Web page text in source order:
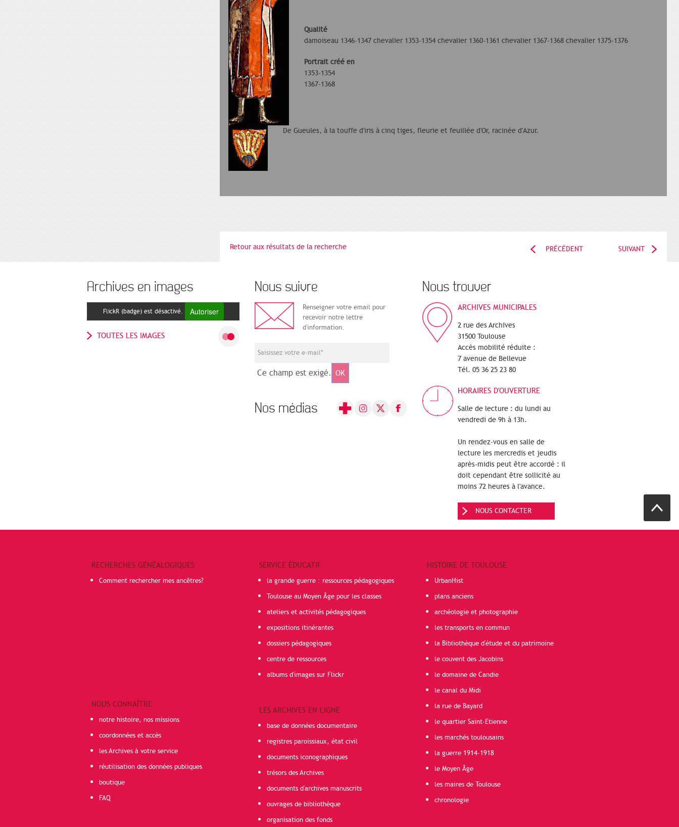
Qualité
damoiseau 1346-1347 chevalier 1353-1354 chevalier 1360-1361 chevalier 1367-1368 chevalier 1375-1376
Portrait créé en
1353-1354
1367-1368
De Gueules, à la touffe d'iris à cinq tiges, fleurie et feuillée d'Or, racinée d'Azur.
Retour aux résultats de la recherche PRÉCÉDENT SUIVANT
Archives en images
FlickR (badge) est désactivé. Autoriser
TOUTES LES IMAGES
Nous suivre
Renseigner votre email pour
recevoir notre lettre
d'information.
Ce champ est exigé. OK
Nos médias
Nous trouver
ARCHIVES MUNICIPALES
2 rue des Archives
31500 Toulouse
Accès mobilité réduite :
7 avenue de Bellevue
Tél. 05 36 25 23 80
HORAIRES D'OUVERTURE
Salle de lecture : du lundi au
vendredi de 9h à 13h.
Un rendez-vous en salle de
lecture les mercredis et jeudis
après-midis peut être accordé : il
doit cependant être sollicité au
moins 72 heures à l'avance.
NOUS CONTACTER
RECHERCHES GÉNÉALOGIQUES
Comment rechercher mes ancêtres?
NOUS CONNAÎTRE
notre histoire, nos missions
coordonnées et accès
les Archives à votre service
réutilisation des données publiques
boutique
FAQ
SERVICE ÉDUCATIF
la grande guerre : ressources pédagogiques
Toulouse au Moyen Âge pour les classes
ateliers et activités pédagogiques
expositions itinérantes
dossiers pédagogiques
centre de ressources
albums d'images sur Flickr
LES ARCHIVES EN LIGNE
base de données documentaire
registres paroissiaux, état civil
documents iconographiques
trésors des Archives
documents d'archives manuscrits
ouvrages de bibliothèque
organisation des fonds
HISTOIRE DE TOULOUSE
UrbanHist
plans anciens
archéologie et photographie
les transports en commun
la Bibliothèque d'étude et du patrimoine
le couvent des Jacobins
le domaine de Candie
le canal du Midi
la rue de Bayard
le quartier Saint-Etienne
les marchés toulousains
la guerre 1914-1918
le Moyen Âge
les maires de Toulouse
chronologie